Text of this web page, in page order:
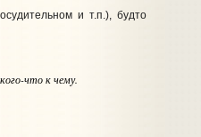
и т.п.), будто
кого-чток чему.